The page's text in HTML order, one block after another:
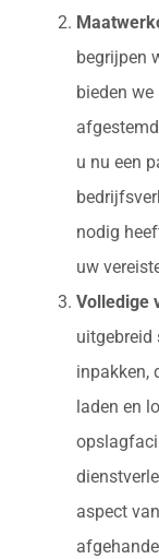
begrijpen
bieden
u nu een
nodig
uw
Volledige
uitgebreid
inpakken,
laden en
aspect